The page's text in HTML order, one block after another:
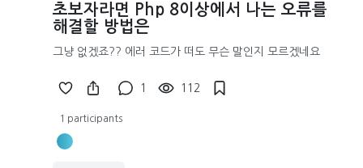
초보자라면 Php 8이상에서 나는 오류를
해결할 방법은
그냥 없겠죠?? 에러 코드가 떠도 무슨 말인지 모르겠네요
1 112
1 participants